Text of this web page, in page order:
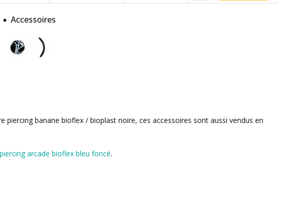
Accessoires
banane bioflex / bioplast noire, ces accessoires sont aussi vendus en
piercing arcade bioflex bleu foncé.